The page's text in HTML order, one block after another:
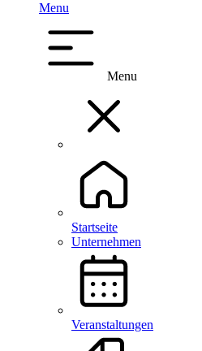
Menu
Menu
Startseite
Unternehmen
Veranstaltungen